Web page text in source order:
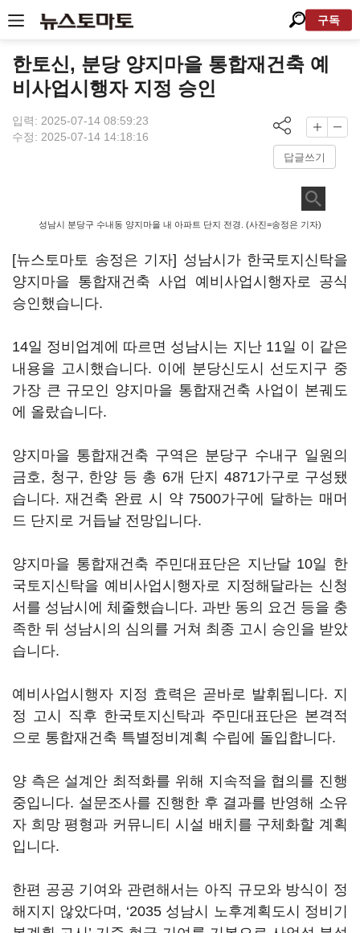
구독
한토신, 분당 양지마을 통합재건축 예
비사업시행자 지정 승인
입력: 2025-07-14 08:59:23
수정: 2025-07-14 14:18:16
답글쓰기
성남시 분당구 수내동 양지마을 내 아파트 단지 전경. (사진=송정은 기자)
[뉴스토마토 송정은 기자] 성남시가 한국토지신탁을
양지마을 통합재건축 사업 예비사업시행자로 공식
승인했습니다.
14일 정비업계에 따르면 성남시는 지난 11일 이 같은
내용을 고시했습니다. 이에 분당신도시 선도지구 중
가장 큰 규모인 양지마을 통합재건축 사업이 본궤도
에 올랐습니다.
양지마을 통합재건축 구역은 분당구 수내구 일원의
금호, 청구, 한양 등 총 6개 단지 4871가구로 구성됐
습니다. 재건축 완료 시 약 7500가구에 달하는 매머
드 단지로 거듭날 전망입니다.
양지마을 통합재건축 주민대표단은 지난달 10일 한
국토지신탁을 예비사업시행자로 지정해달라는 신청
서를 성남시에 체줄했습니다. 과반 동의 요건 등을 충
족한 뒤 성남시의 심의를 거쳐 최종 고시 승인을 받았
습니다.
예비사업시행자 지정 효력은 곧바로 발휘됩니다. 지
정 고시 직후 한국토지신탁과 주민대표단은 본격적
으로 통합재건축 특별정비계획 수립에 돌입합니다.
양 측은 설계안 최적화를 위해 지속적을 협의를 진행
중입니다. 설문조사를 진행한 후 결과를 반영해 소유
자 희망 평형과 커뮤니티 시설 배치를 구체화할 계획
입니다.
한편 공공 기여와 관련해서는 아직 규모와 방식이 정
해지지 않았다며, ‘2035 성남시 노후계획도시 정비기